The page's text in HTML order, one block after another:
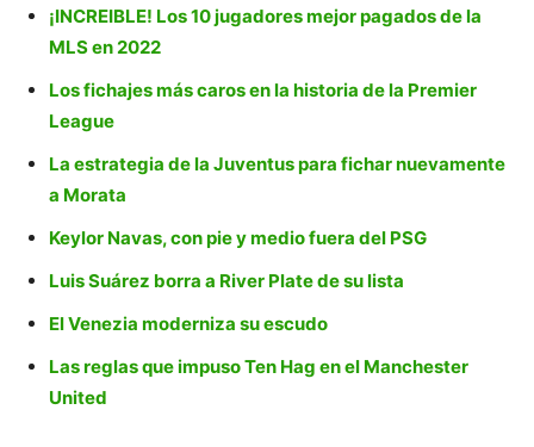
¡INCREIBLE! Los 10 jugadores mejor pagados de la
MLS en 2022
Los fichajes más caros en la historia de la Premier
League
La estrategia de la Juventus para fichar nuevamente
a Morata
Keylor Navas, con pie y medio fuera del PSG
Luis Suárez borra a River Plate de su lista
El Venezia moderniza su escudo
Las reglas que impuso Ten Hag en el Manchester
United